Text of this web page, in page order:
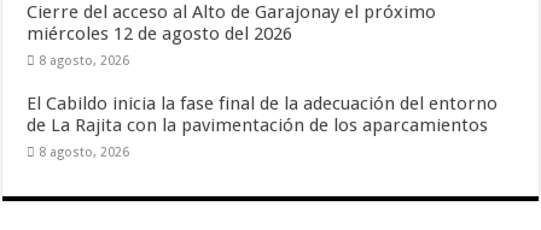
Cierre del acceso al Alto de Garajonay el próximo
miércoles 12 de agosto del 2026
8 agosto, 2026
El Cabildo inicia la fase final de la adecuación del entorno
de La Rajita con la pavimentación de los aparcamientos
8 agosto, 2026